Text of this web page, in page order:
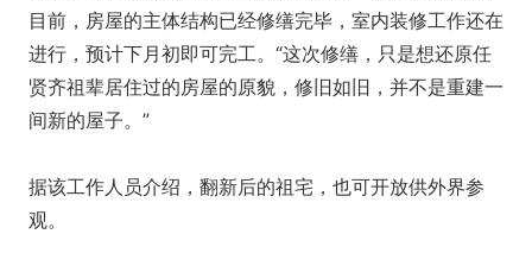
目前，房屋的主体结构已经修缮完毕，室内装修工作还在
进行，预计下月初即可完工。“这次修缮，只是想还原任
贤齐祖辈居住过的房屋的原貌，修旧如旧，并不是重建一
间新的屋子。”
据该工作人员介绍，翻新后的祖宅，也可开放供外界参
观。